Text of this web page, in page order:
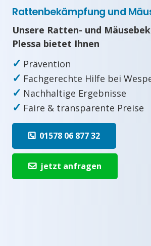
Rattenbekämpfung und
Unsere Ratten- und
Plessa bietet Ihnen
✓ Prävention
✓ Fachgerechte Hilfe bei
✓ Nachhaltige Ergebnisse
✓ Faire & transparente Preise
01578 06 877 32
jetzt anfragen